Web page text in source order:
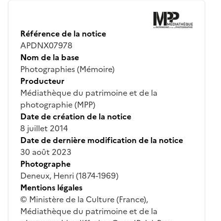
Référence de la notice
APDNX07978
Nom de la base
Photographies (Mémoire)
Producteur
Médiathèque du patrimoine et de la
photographie (MPP)
Date de création de la notice
8 juillet 2014
Date de dernière modification de la notice
30 août 2023
Photographe
Deneux, Henri (1874-1969)
Mentions légales
© Ministère de la Culture (France),
Médiathèque du patrimoine et de la